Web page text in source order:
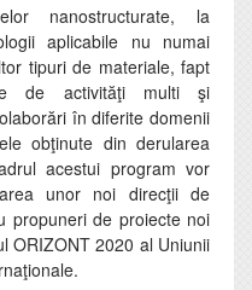
nanostructurate, la
aplicabile nu numai
tipuri de materiale, fapt
de activităţi multi şi
în diferite domenii
obţinute din derularea
acestui program vor
unor noi direcţii de
propuneri de proiecte noi
ORIZONT 2020 al Uniunii